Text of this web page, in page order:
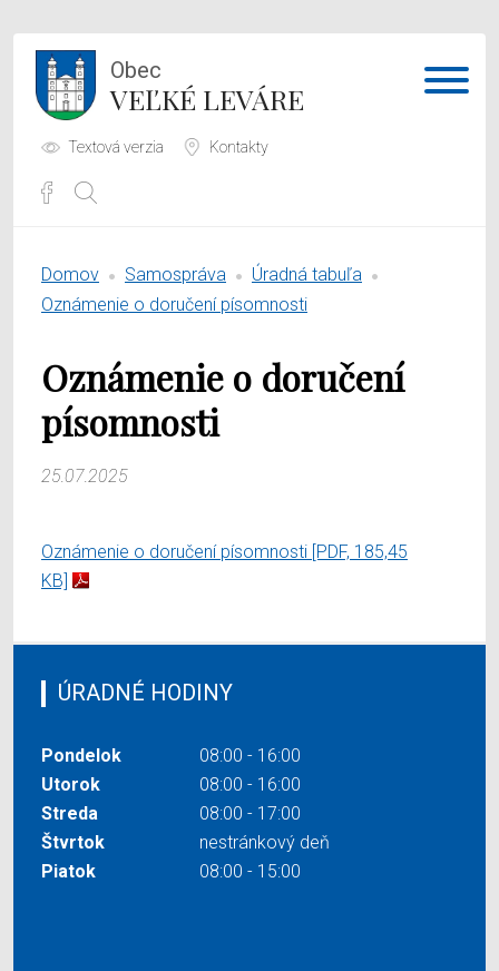
Obec
VEĽKÉ LEVÁRE
Textová verzia Kontakty
Samospráva
O obci
Domov Samospráva
Úradná tabuľa
Oznámenie o doručení písomnosti
Oznámenie o doručení
písomnosti
25.07.2025
Oznámenie o doručení písomnosti [PDF, 185,45
KB]
ÚRADNÉ HODINY
Pondelok
08:00 - 16:00
Utorok
08:00 - 16:00
Streda
08:00 - 17:00
Štvrtok
nestránkový deň
Piatok
08:00 - 15:00